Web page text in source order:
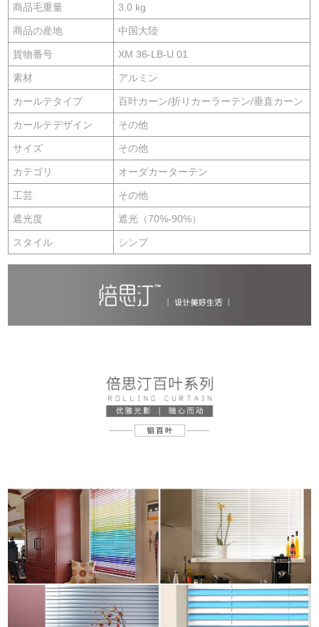
商品毛重量 3.0 kg
商品の産地 中国大陸
貨物番号 XM 36-LB-U 01
素材 アルミン
カールテタイプ 百叶カーン/折りカーラーテン/垂直カーン
カールテデザイン その他
サイズ その他
カテゴリ オーダカーターテン
工芸 その他
遮光度 遮光（70%-90%）
スタイル シンプ